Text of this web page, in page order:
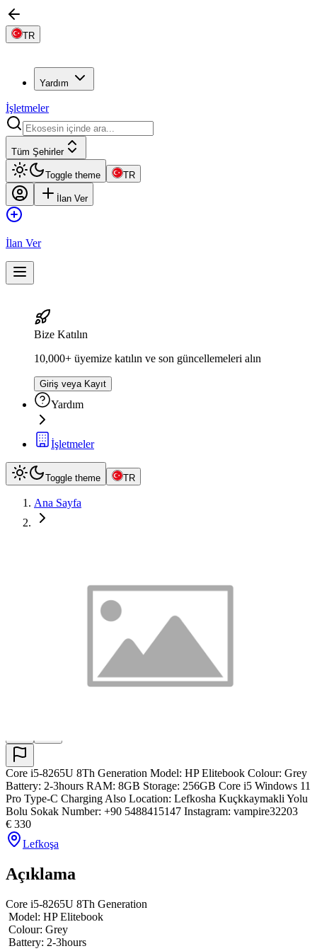
TR
Yardım
İşletmeler
Tüm Şehirler
Toggle theme TR
İlan Ver
İlan Ver
Bize Katılın
10,000+ üyemize katılın ve son güncellemeleri alın
Giriş veya Kayıt
Yardım
İşletmeler
Toggle theme TR
Ana Sayfa
Core i5-8265U 8Th Generation Model: HP
Elitebook Colour: Grey Battery: 2-3hours
RAM: 8GB Storage: 256GB Core i5 Windows
11 Pro Type-C Charging Also Location:
Lefkosha Kuçkkaymakli Yolu Bolu Sokak
Number: +90 5488415147 Instagram:
vampire32203
Core i5-8265U 8Th Generation Model: HP Elitebook Colour: Grey
Battery: 2-3hours RAM: 8GB Storage: 256GB Core i5 Windows 11
Pro Type-C Charging Also Location: Lefkosha Kuçkkaymakli Yolu
Bolu Sokak Number: +90 5488415147 Instagram: vampire32203
€ 330
Lefkoşa
Açıklama
Core i5-8265U 8Th Generation
Model: HP Elitebook
Colour: Grey
Battery: 2-3hours